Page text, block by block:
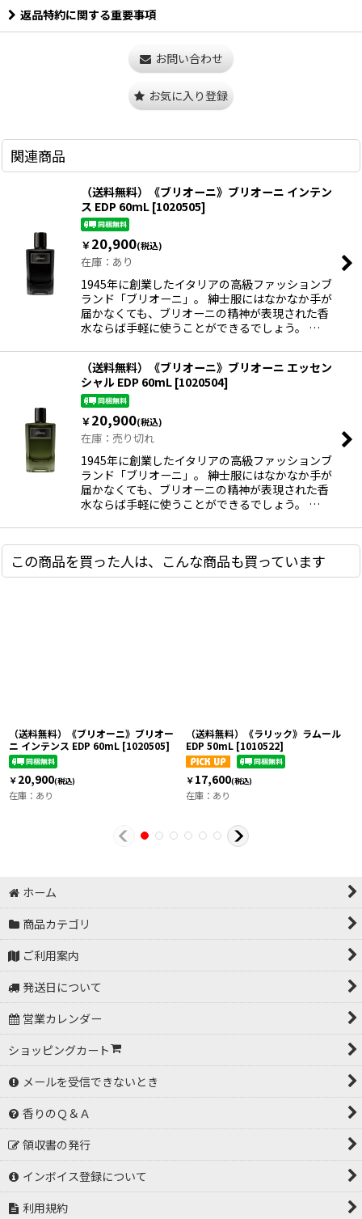
返品特約に関する重要事項
お問い合わせ
お気に入り登録
関連商品
（送料無料）《ブリオーニ》ブリオーニ インテン
ス EDP 60mL [1020505]
￥20,900(税込)
在庫：あり
1945年に創業したイタリアの高級ファッションブ
ランド「ブリオーニ」。 紳士服にはなかなか手が
届かなくても、ブリオーニの精神が表現された香
水ならば手軽に使うことができるでしょう。 …
（送料無料）《ブリオーニ》ブリオーニ エッセン
シャル EDP 60mL [1020504]
￥20,900(税込)
在庫：売り切れ
1945年に創業したイタリアの高級ファッションブ
ランド「ブリオーニ」。 紳士服にはなかなか手が
届かなくても、ブリオーニの精神が表現された香
水ならば手軽に使うことができるでしょう。 …
この商品を買った人は、こんな商品も買っています
（送料無料）《ブリオーニ》ブリオー
ニ インテンス EDP 60mL [1020505]
￥ 20,900(税込)
在庫：あり
（送料無料）《ラリック》ラムール
EDP 50mL [1010522]
￥ 17,600(税込)
在庫：あり
ホーム
商品カテゴリ
ご利用案内
発送日について
営業カレンダー
ショッピングカート
メールを受信できないとき
香りのＱ＆Ａ
領収書の発行
インボイス登録について
利用規約